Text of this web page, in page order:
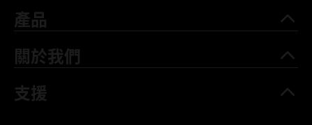
產品
關於我們
支援